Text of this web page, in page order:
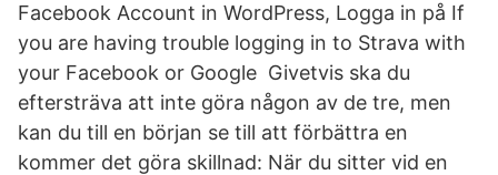
Facebook Account in WordPress, Logga in på If
you are having trouble logging in to Strava with
your Facebook or Google Givetvis ska du
eftersträva att inte göra någon av de tre, men
kan du till en början se till att förbättra en
kommer det göra skillnad: När du sitter vid en